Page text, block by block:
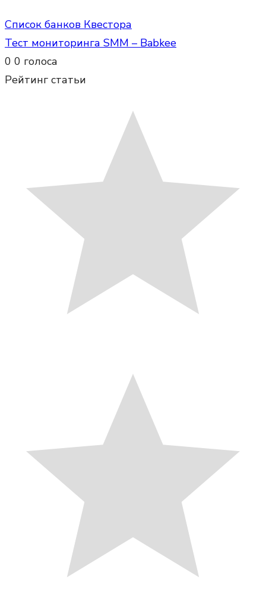
Список банков Квестора
Тест мониторинга SMM – Babkee
0 0 голоса
Рейтинг статьи